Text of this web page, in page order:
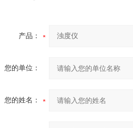
产品：
您的单位：
您的姓名：